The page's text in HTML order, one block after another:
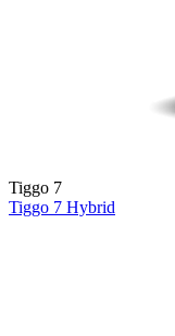
Tiggo 7
Tiggo 7 Hybrid